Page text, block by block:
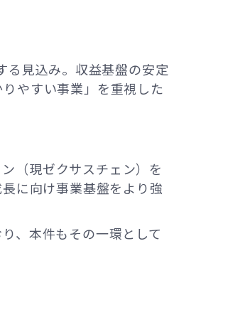
る見込み。収益基盤の安定
やすい事業」を重視した
（現ゼクサスチェン）を
に向け事業基盤をより強
、本件もその一環として